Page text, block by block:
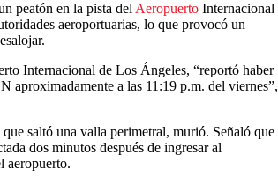
peatón en la pista del Aeropuerto Internacional
aeroportuarias, lo que provocó un
Internacional de Los Ángeles, “reportó haber
aproximadamente a las 11:19 p.m. del viernes”,
saltó una valla perimetral, murió. Señaló que
dos minutos después de ingresar al
aeropuerto.